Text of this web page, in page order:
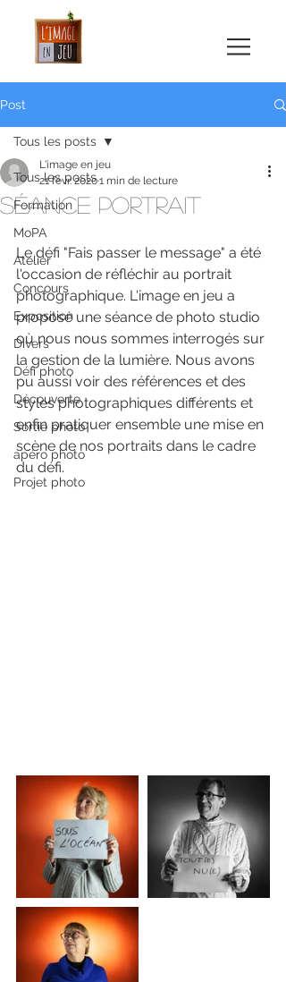
Post
Tous les posts
Formation
MoPA
Atelier
Concours
Exposition
Divers
Défi photo
Découverte
Sortie photo
apéro photo
Projet photo
Tous les posts
Séance portrait
L'image en jeu
21 févr. 20201 min de lecture
Le défi "Fais passer le message" a été
l'occasion de réfléchir au portrait
photographique. L'image en jeu a
proposé une séance de photo studio
où nous nous sommes interrogés sur
la gestion de la lumière. Nous avons
pu aussi voir des références et des
styles photographiques différents et
enfin pratiquer ensemble une mise en
scène de nos portraits dans le cadre
du défi.